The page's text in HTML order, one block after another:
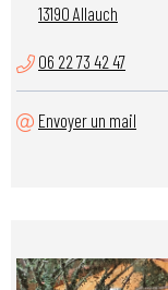
13190 Allauch
06 22 73 42 47
Envoyer un mail